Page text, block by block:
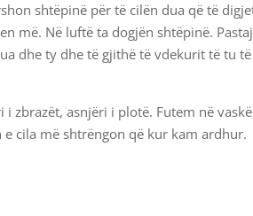
shtëpinë për të cilën dua që të
më. Në luftë ta dogjën shtëpinë. Pastaj
dhe ty dhe të gjithë të vdekurit të tu të
zbrazët, asnjëri i plotë. Futem në
cila më shtrëngon që kur kam ardhur.